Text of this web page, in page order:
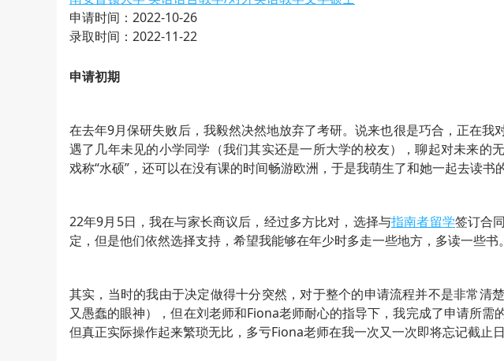
申请时间：2022-10-26
录取时间：2022-11-22
申请初期
在去年9月保研失败后，我毅然决然地放弃了考研。说来也很是巧合，正在我
遇了几年未见的小学同学（我们其实还是一所大学的校友），聊起对未来的
戏称“水硕”，还可以在没有课的时间畅游欧洲，于是我萌生了和她一起去读书的
22年9月5日，我在与家长商议后，经过多方比对，选择与指南者留学签订合
定，但是他们依然选择支持，希望我能够在年少时多走一些地方，多读一些书。
其实，当时的我由于决定做得十分突然，对于整个的申请流程并不是非常清
又愚蠢的眼神），但在刘老师和Fiona老师耐心的指导下，我完成了申请所需
但真正实际操作起来繁琐无比，多亏Fiona老师在我一次又一次即将忘记截止